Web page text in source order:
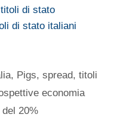
di stato
di stato italiani
, Pigs,spread,titoli
economia
20%